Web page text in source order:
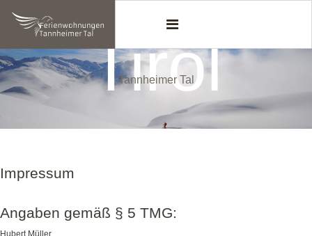
Tirol
Tannheimer Tal
Impressum
Angaben gemäß § 5 TMG:
Hubert Müller